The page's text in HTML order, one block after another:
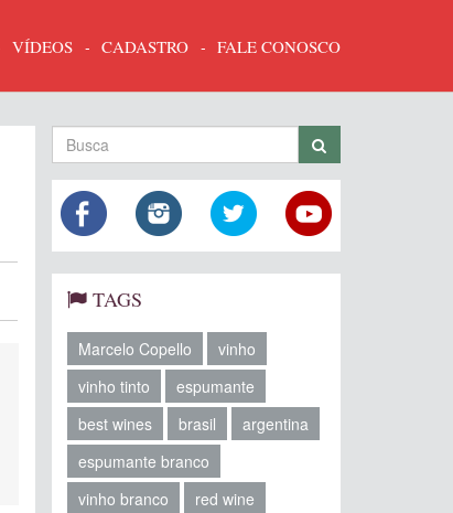
VÍDEOS CADASTRO FALE CONOSCO
TAGS
Marcelo Copello
vinho
vinho tinto
espumante
best wines
brasil
argentina
espumante branco
vinho branco
red wine